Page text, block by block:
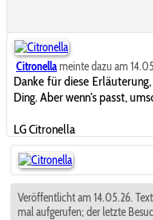
Citronellameinte dazu am
Danke für diese
Ding. Aber wenn's passt,
LG Citronella
Veröffentlicht am 14.05.26.
mal aufgerufen; der letzte